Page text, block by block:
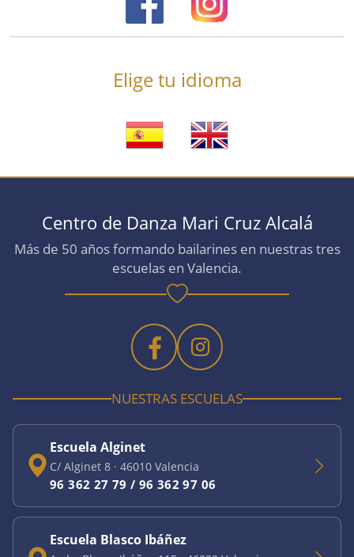
Elige tu idioma
Centro de Danza Mari Cruz Alcalá
Más de 50 años formando bailarines en nuestras tres
escuelas en Valencia.
NUESTRAS ESCUELAS
Escuela Alginet
C/ Alginet 8 · 46010 Valencia
96 362 27 79 / 96 362 97 06
Escuela Blasco Ibáñez